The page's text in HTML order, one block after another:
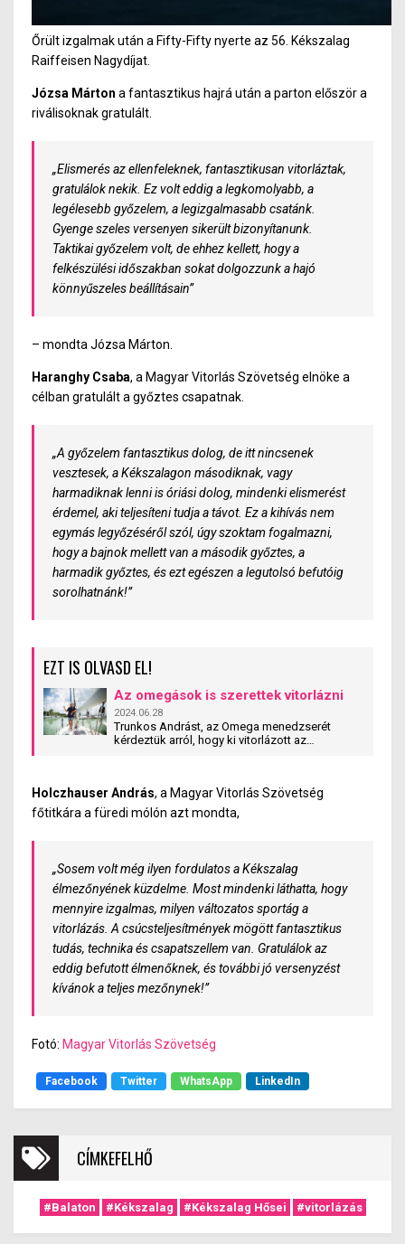
Őrült izgalmak után a Fifty-Fifty nyerte az 56. Kékszalag
Raiffeisen Nagydíjat.
Józsa Márton a fantasztikus hajrá után a parton először a
riválisoknak gratulált.
„Elismerés az ellenfeleknek, fantasztikusan vitorláztak,
gratulálok nekik. Ez volt eddig a legkomolyabb, a
legélesebb győzelem, a legizgalmasabb csatánk.
Gyenge szeles versenyen sikerült bizonyítanunk.
Taktikai győzelem volt, de ehhez kellett, hogy a
felkészülési időszakban sokat dolgozzunk a hajó
könnyűszeles beállításain”
– mondta Józsa Márton.
Haranghy Csaba, a Magyar Vitorlás Szövetség elnöke a
célban gratulált a győztes csapatnak.
„A győzelem fantasztikus dolog, de itt nincsenek
vesztesek, a Kékszalagon másodiknak, vagy
harmadiknak lenni is óriási dolog, mindenki elismerést
érdemel, aki teljesíteni tudja a távot. Ez a kihívás nem
egymás legyőzéséről szól, úgy szoktam fogalmazni,
hogy a bajnok mellett van a második győztes, a
harmadik győztes, és ezt egészen a legutolsó befutóig
sorolhatnánk!”
EZT IS OLVASD EL!
Az omegások is szerettek vitorlázni
2024.06.28
Trunkos Andrást, az Omega menedzserét
kérdeztük arról, hogy ki vitorlázott az
Holczhauser András, a Magyar Vitorlás Szövetség
főtitkára a füredi mólón azt mondta,
„Sosem volt még ilyen fordulatos a Kékszalag
élmezőnyének küzdelme. Most mindenki láthatta, hogy
mennyire izgalmas, milyen változatos sportág a
vitorlázás. A csúcsteljesítmények mögött fantasztikus
tudás, technika és csapatszellem van. Gratulálok az
eddig befutott élmenőknek, és további jó versenyzést
kívánok a teljes mezőnynek!”
Fotó: Magyar Vitorlás Szövetség
Facebook Twitter WhatsApp LinkedIn
CÍMKEFELHŐ
#Balaton #Kékszalag #Kékszalag Hősei #vitorlázás